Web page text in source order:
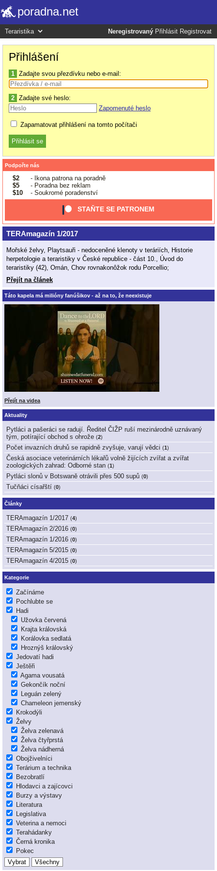
poradna.net
Neregistrovaný Přihlásit Registrovat
Přihlášení
1 Zadajte svou přezdívku nebo e-mail:
2 Zadajte své heslo:
Zapomenuté heslo
Zapamatovat přihlášení na tomto počítači
Podpořte nás
$2
- Ikona patrona na poradně
$5
- Poradna bez reklam
$10
- Soukromé poradenství
STAŇTE SE PATRONEM
TERAmagazín 1/2017
Mořské želvy, Playtsauři - nedoceněné klenoty v teráriích, Historie
herpetologie a teraristiky v České republice - část 10., Úvod do
teraristiky (42), Omán, Chov rovnakonôžok rodu Porcellio;
Přejít na článek
Táto kapela má milióny fanúšikov - až na to, že neexistuje
Přejít na videa
Aktuality
Pytláci a pašeráci se radují. Ředitel ČIŽP ruší mezinárodně uznávaný
tým, potírající obchod s ohrože (2)
Počet invazních druhů se rapidně zvyšuje, varují vědci (1)
Česká asociace veterinárních lékařů volně žijících zvířat a zvířat
zoologických zahrad: Odborné stan (1)
Pytláci slonů v Botswaně otrávili přes 500 supů (0)
Tučňáci císařští (0)
Články
TERAmagazín 1/2017 (4)
TERAmagazín 2/2016 (0)
TERAmagazín 1/2016 (0)
TERAmagazín 5/2015 (0)
TERAmagazín 4/2015 (0)
Kategorie
Začínáme
Pochlubte se
Hadi
Užovka červená
Krajta královská
Korálovka sedlatá
Hroznýš královský
Jedovatí hadi
Ještěři
Agama vousatá
Gekončík noční
Leguán zelený
Chameleon jemenský
Krokodýli
Želvy
Želva zelenavá
Želva čtyřprstá
Želva nádherná
Obojživelníci
Terárium a technika
Bezobratlí
Hlodavci a zajícovci
Burzy a výstavy
Literatura
Legislativa
Veterina a nemoci
Terahádanky
Černá kronika
Pokec